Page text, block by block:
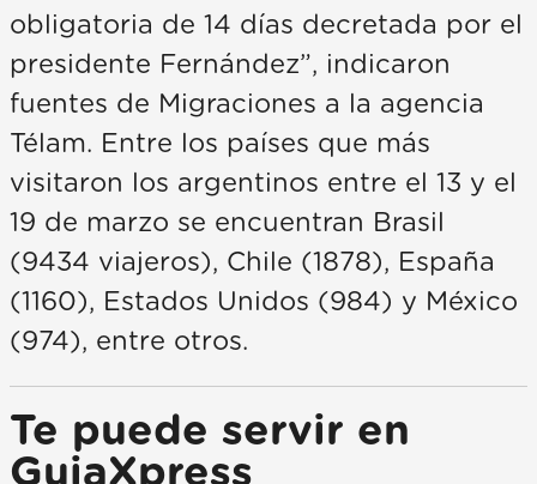
obligatoria de 14 días decretada por el
presidente Fernández”, indicaron
fuentes de Migraciones a la agencia
Télam. Entre los países que más
visitaron los argentinos entre el 13 y el
19 de marzo se encuentran Brasil
(9434 viajeros), Chile (1878), España
(1160), Estados Unidos (984) y México
(974), entre otros.
Te puede servir en
GuiaXpress